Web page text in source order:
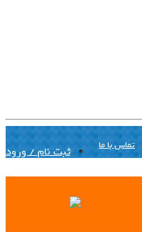
ثبت نام / ورود تماس با ما